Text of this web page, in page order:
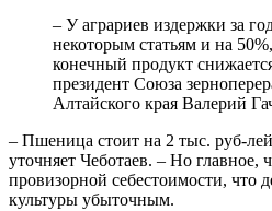
– У аграриев издержки за
некоторым статьям и на
конечный продукт
президент Союза
Алтайского края Валерий
– Пшеница стоит на 2 тыс. руб-
уточняет Чеботаев. – Но главное,
провизорной себестоимости, что
культуры убыточным.